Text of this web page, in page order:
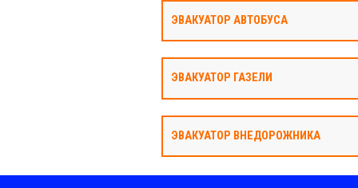
ЭВАКУАТОР АВТОБУСА
ЭВАКУАТОР ГАЗЕЛИ
ЭВАКУАТОР ВНЕДОРОЖНИКА